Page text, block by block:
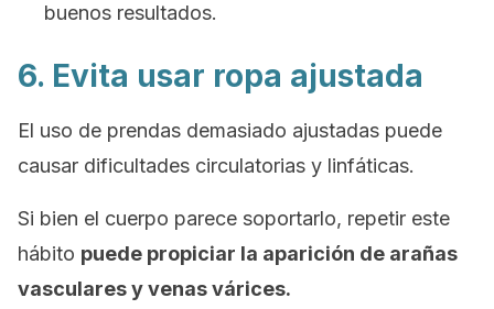
buenos resultados.
6. Evita usar ropa ajustada
El uso de prendas demasiado ajustadas puede
causar dificultades circulatorias y linfáticas.
Si bien el cuerpo parece soportarlo, repetir este
hábito puede propiciar la aparición de arañas
vasculares y venas várices.